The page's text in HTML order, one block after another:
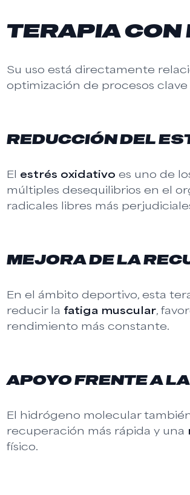
TERAPIA CON
Su uso está directamente
optimización de procesos clave
REDUCCIÓN DEL
El estrés oxidativo es uno de
múltiples desequilibrios en el
radicales libres más
MEJORA DE LA
En el ámbito deportivo, esta
reducir la fatiga muscular,
rendimiento más constante.
APOYO FRENTE A
El hidrógeno molecular
recuperación más rápida y una
físico.